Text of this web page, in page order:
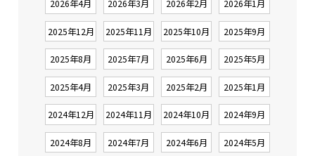
2026年4月 2026年3月 2026年2月 2026年1月
2025年12月 2025年11月 2025年10月 2025年9月
2025年8月 2025年7月 2025年6月 2025年5月
2025年4月 2025年3月 2025年2月 2025年1月
2024年12月 2024年11月 2024年10月 2024年9月
2024年8月 2024年7月 2024年6月 2024年5月